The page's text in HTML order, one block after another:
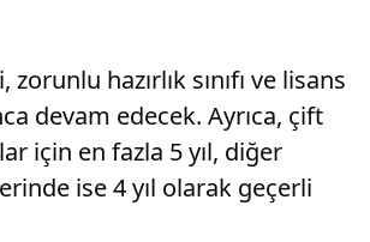
hazırlık sınıfı ve lisans
devam edecek. Ayrıca, çift
için en fazla 5 yıl, diğer
ise 4 yıl olarak geçerli